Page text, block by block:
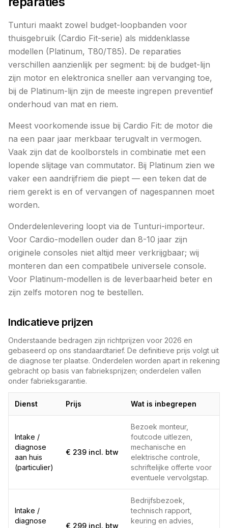
Tunturi maakt zowel budget-loopbanden voor
thuisgebruik (Cardio Fit-serie) als middenklasse
modellen (Platinum, T80/T85). De reparaties
verschillen aanzienlijk per segment: bij de budget-lijn
zijn motor en elektronica sneller aan vervanging toe,
bij de Platinum-lijn zijn de meeste ingrepen preventief
onderhoud van mat en riem.
Meest voorkomende issue bij Cardio Fit: de motor die
na een paar jaar merkbaar terugvalt in vermogen.
Vaak zijn dat de koolborstels in combinatie met een
lopende slijtage van commutator. Bij Platinum zien we
vaker een aandrijfriem die piept — een teken dat de
riem gerekt is en of vervangen of nagespannen moet
worden.
Onderdelenlevering loopt via de Tunturi-importeur.
Voor Cardio-modellen ouder dan 8-10 jaar zijn
originele consoles niet altijd meer verkrijgbaar; wij
monteren dan een compatibele universele console.
Voor Platinum-modellen is de leverbaarheid beter en
zijn zelfs motoren nog te bestellen.
Indicatieve prijzen
Onderstaande bedragen zijn richtprijzen voor 2026 en
gebaseerd op ons standaardtarief. De definitieve prijs volgt uit
de diagnose ter plaatse. Onderdelen worden apart in rekening
gebracht op basis van fabrieksprijzen; onderdelen vallen
onder fabrieksgarantie.
Dienst Prijs Wat is inbegrepen
Intake /
diagnose
aan huis
(particulier)
€ 239 incl. btw
Bezoek monteur,
foutcode uitlezen,
mechanische en
elektrische controle,
schriftelijke offerte voor
eventuele vervolgstap.
Intake /
diagnose
€ 299 incl. btw
Bedrijfsbezoek,
technisch rapport,
keuring en advies,